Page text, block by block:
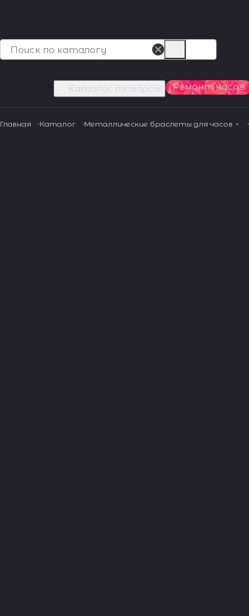
Каталог товаров Ремонт часов
Главная Каталог Металлические браслеты для часов